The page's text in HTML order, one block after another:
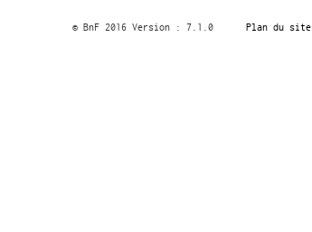
© BnF 2016 Version : 7.1.0 Plan du site